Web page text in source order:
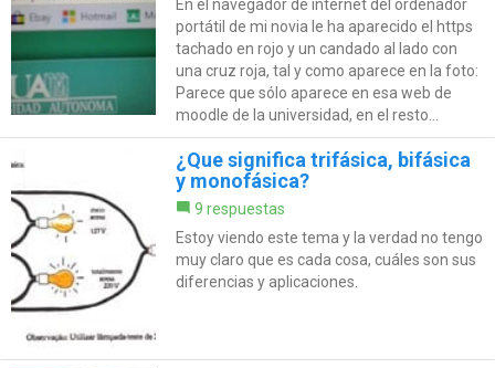
En el navegador de internet del ordenador
portátil de mi novia le ha aparecido el https
tachado en rojo y un candado al lado con
una cruz roja, tal y como aparece en la foto:
Parece que sólo aparece en esa web de
moodle de la universidad, en el resto...
¿Que significa trifásica, bifásica
y monofásica?
9 respuestas
Estoy viendo este tema y la verdad no tengo
muy claro que es cada cosa, cuáles son sus
diferencias y aplicaciones.